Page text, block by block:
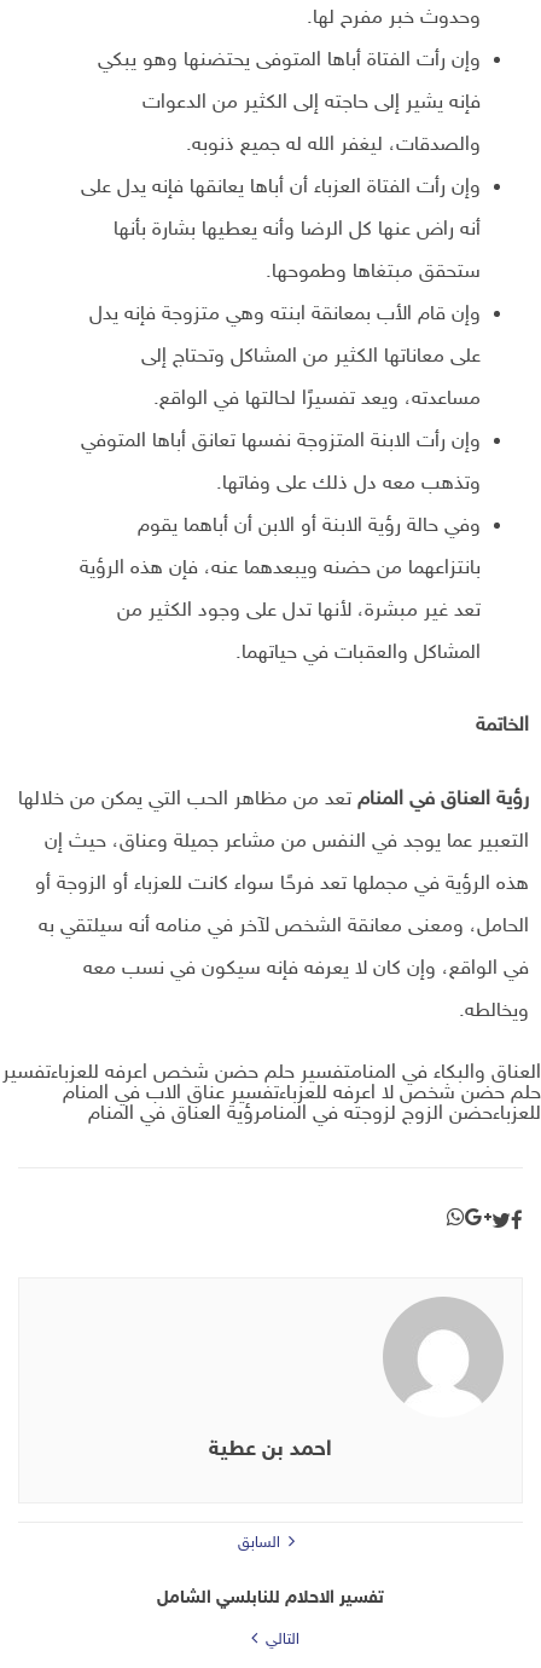
وحدوث خبر مفرح لها.
وإن رأت الفتاة أباها المتوفى يحتضنها وهو يبكي
فإنه يشير إلى حاجته إلى الكثير من الدعوات
والصدقات، ليغفر الله له جميع ذنوبه.
وإن رأت الفتاة العزباء أن أباها يعانقها فإنه يدل على
أنه راض عنها كل الرضا وأنه يعطيها بشارة بأنها
ستحقق مبتغاها وطموحها.
وإن قام الأب بمعانقة ابنته وهي متزوجة فإنه يدل
على معاناتها الكثير من المشاكل وتحتاج إلى
مساعدته، ويعد تفسيرًا لحالتها في الواقع.
وإن رأت الابنة المتزوجة نفسها تعانق أباها المتوفي
وتذهب معه دل ذلك على وفاتها.
وفي حالة رؤية الابنة أو الابن أن أباهما يقوم
بانتزاعهما من حضنه ويبعدهما عنه، فإن هذه الرؤية
تعد غير مبشرة، لأنها تدل على وجود الكثير من
المشاكل والعقبات في حياتهما.
الخاتمة
رؤية العناق في المنام تعد من مظاهر الحب التي يمكن من خلالها
التعبير عما يوجد في النفس من مشاعر جميلة وعناق، حيث إن
هذه الرؤية في مجملها تعد فرحًا سواء كانت للعزباء أو الزوجة أو
الحامل، ومعنى معانقة الشخص لآخر في منامه أنه سيلتقي به
في الواقع، وإن كان لا يعرفه فإنه سيكون في نسب معه
ويخالطه.
العناق والبكاء في المنامتفسير حلم حضن شخص اعرفه للعزباءتفسير
حلم حضن شخص لا اعرفه للعزباءتفسير عناق الاب في المنام
للعزباءحضن الزوج لزوجته في المنامرؤية العناق في المنام
احمد بن عطية
السابق
تفسير الاحلام للنابلسي الشامل
التالي